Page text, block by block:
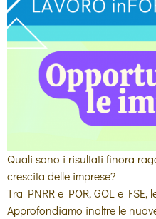
Quali sono i risultati finora
crescita delle imprese?
Tra PNRR e POR, GOL e
Approfondiamo inoltre le